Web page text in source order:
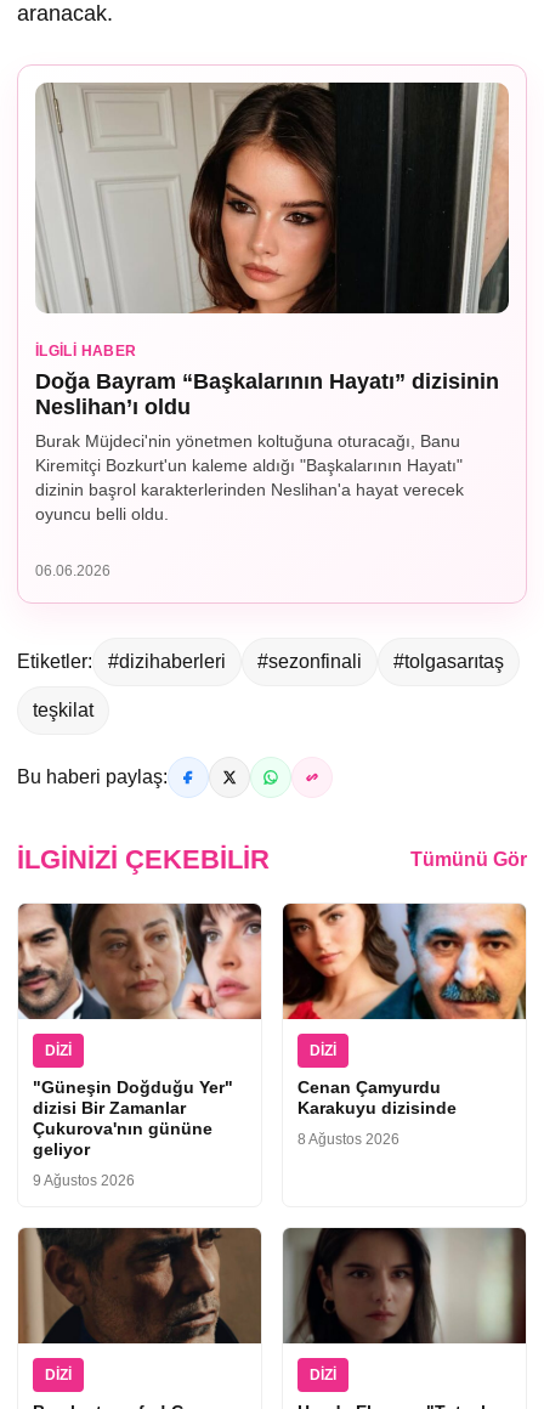
aranacak.
İLGILI HABER
Doğa Bayram “Başkalarının Hayatı” dizisinin
Neslihan’ı oldu
Burak Müjdeci'nin yönetmen koltuğuna oturacağı, Banu
Kiremitçi Bozkurt'un kaleme aldığı "Başkalarının Hayatı"
dizinin başrol karakterlerinden Neslihan'a hayat verecek
oyuncu belli oldu.
06.06.2026
Etiketler: #dizihaberleri #sezonfinali #tolgasarıtaş
teşkilat
Bu haberi paylaş:
İLGINIZI ÇEKEBILIR Tümünü Gör
DIZI
"Güneşin Doğduğu Yer"
dizisi Bir Zamanlar
Çukurova'nın gününe
geliyor
9 Ağustos 2026
DIZI
Cenan Çamyurdu
Karakuyu dizisinde
8 Ağustos 2026
DIZI DIZI